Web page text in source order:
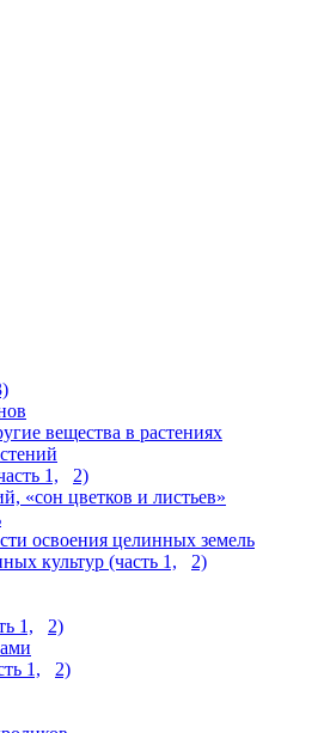
вещества в растениях
1,
2)
«сон цветков и листьев»
освоения целинных земель
культур (часть 1,
2)
1,
2)
1,
2)